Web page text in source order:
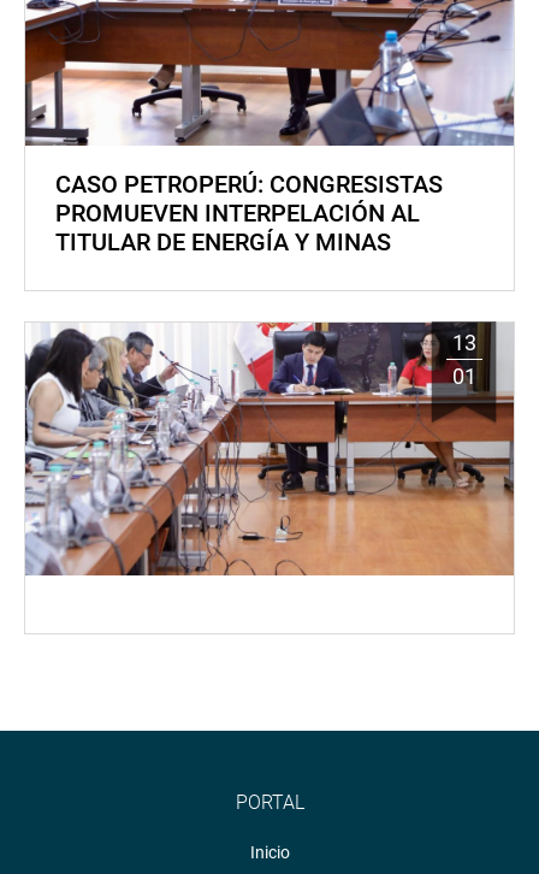
CASO PETROPERÚ: CONGRESISTAS
PROMUEVEN INTERPELACIÓN AL
TITULAR DE ENERGÍA Y MINAS
13
01
PORTAL
Inicio